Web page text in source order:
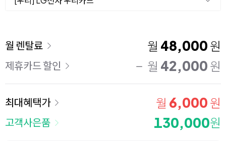
이용 요금
월 렌탈료 월 48,000 원
제휴카드 할인 월 42,000 원
최대혜택가 월 6,000 원
고객사은품 130,000원